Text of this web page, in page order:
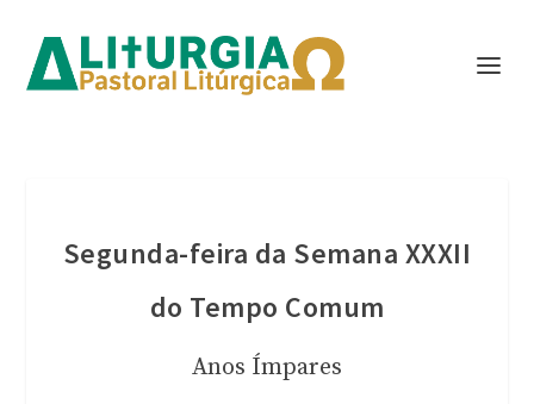
Segunda-feira da Semana XXXII
do Tempo Comum
Anos Ímpares